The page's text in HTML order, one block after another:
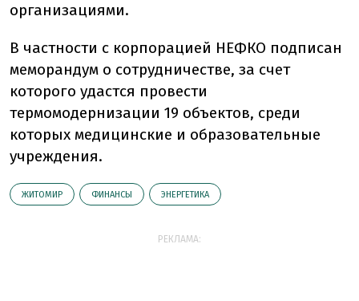
организациями.
В частности с корпорацией НЕФКО подписан
меморандум о сотрудничестве, за счет
которого удастся провести
термомодернизации 19 объектов, среди
которых медицинские и образовательные
учреждения.
ЖИТОМИР ФИНАНСЫ ЭНЕРГЕТИКА
РЕКЛАМА: